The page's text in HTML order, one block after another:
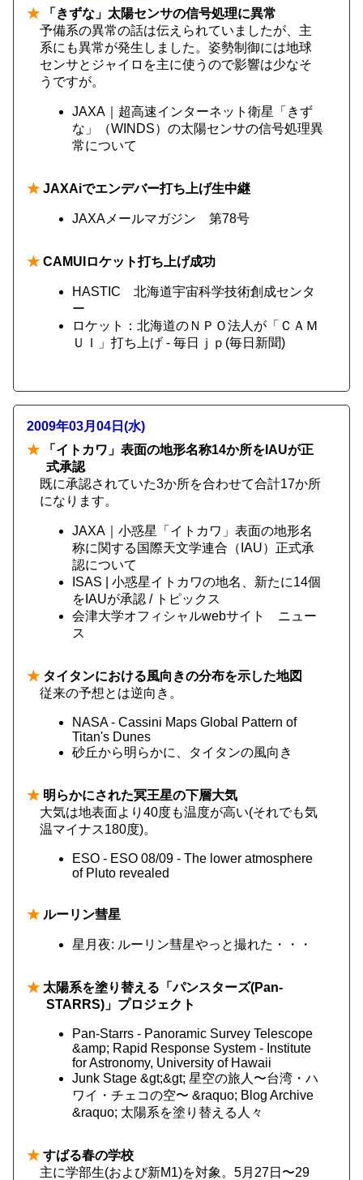
★ 「きずな」太陽センサの信号処理に異常
予備系の異常の話は伝えられていましたが、主
系にも異常が発生しました。姿勢制御には地球
センサとジャイロを主に使うので影響は少なそ
うですが。
JAXA｜超高速インターネット衛星「きず
な」（WINDS）の太陽センサの信号処理異
常について
★ JAXAiでエンデバー打ち上げ生中継
JAXAメールマガジン 第78号
★ CAMUIロケット打ち上げ成功
HASTIC 北海道宇宙科学技術創成センタ
ー
ロケット：北海道のＮＰＯ法人が「ＣＡＭ
ＵＩ」打ち上げ - 毎日ｊｐ(毎日新聞)
2009年03月04日(水)
★ 「イトカワ」表面の地形名称14か所をIAUが正
式承認
既に承認されていた3か所を合わせて合計17か所
になります。
JAXA｜小惑星「イトカワ」表面の地形名
称に関する国際天文学連合（IAU）正式承
認について
ISAS | 小惑星イトカワの地名、新たに14個
をIAUが承認 / トピックス
会津大学オフィシャルwebサイト ニュー
ス
★ タイタンにおける風向きの分布を示した地図
従来の予想とは逆向き。
NASA - Cassini Maps Global Pattern of
Titan's Dunes
砂丘から明らかに、タイタンの風向き
★ 明らかにされた冥王星の下層大気
大気は地表面より40度も温度が高い(それでも気
温マイナス180度)。
ESO - ESO 08/09 - The lower atmosphere
of Pluto revealed
★ ルーリン彗星
星月夜: ルーリン彗星やっと撮れた・・・
★ 太陽系を塗り替える「パンスターズ(Pan-
STARRS)」プロジェクト
Pan-Starrs - Panoramic Survey Telescope
&amp; Rapid Response System - Institute
for Astronomy, University of Hawaii
Junk Stage &gt;&gt; 星空の旅人〜台湾・ハ
ワイ・チェコの空〜 &raquo; Blog Archive
&raquo; 太陽系を塗り替える人々
★ すばる春の学校
主に学部生(および新M1)を対象。5月27日〜29